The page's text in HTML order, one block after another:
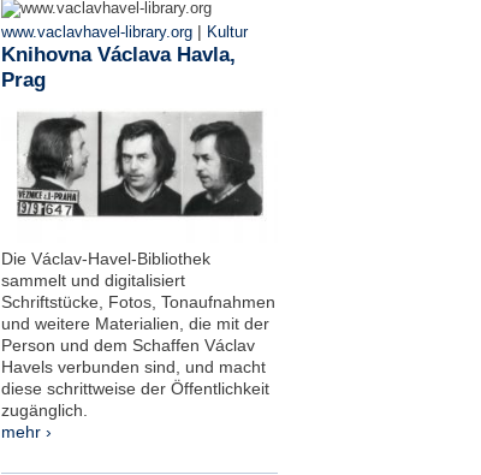
www.vaclavhavel-library.org | Kultur
Knihovna Václava Havla,
Prag
Die Václav-Havel-Bibliothek
sammelt und digitalisiert
Schriftstücke, Fotos, Tonaufnahmen
und weitere Materialien, die mit der
Person und dem Schaffen Václav
Havels verbunden sind, und macht
diese schrittweise der Öffentlichkeit
zugänglich.
mehr ›